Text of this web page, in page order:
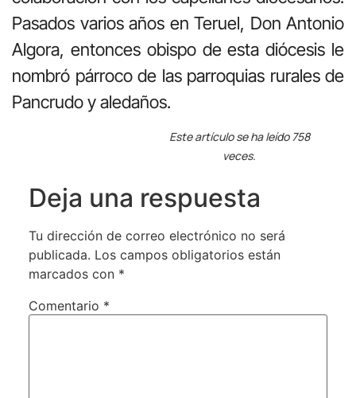
Pasados varios años en Teruel, Don Antonio
Algora, entonces obispo de esta diócesis le
nombró párroco de las parroquias rurales de
Pancrudo y aledaños.
Este artículo se ha leído 758
veces.
Deja una respuesta
Tu dirección de correo electrónico no será
publicada. Los campos obligatorios están
marcados con *
Comentario *